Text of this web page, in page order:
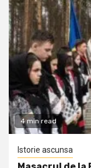
4 min read
Istorie ascunsa